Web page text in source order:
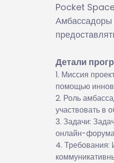
Pocket Space
Амбассадоры
Детали
Миссия
помощью
Роль
участвовать в
Задачи:
онлайн-
Требования: